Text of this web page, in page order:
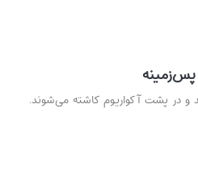
و در پشت آکواریوم کاشته می‌شوند.